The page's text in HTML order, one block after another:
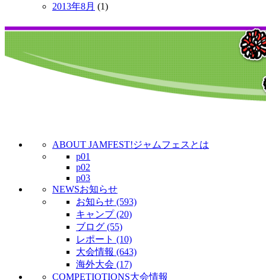
2013年8月 (1)
ABOUT JAMFEST!ジャムフェスとは
p01
p02
p03
NEWSお知らせ
お知らせ (593)
キャンプ (20)
ブログ (55)
レポート (10)
大会情報 (643)
海外大会 (17)
COMPETIOTIONS大会情報